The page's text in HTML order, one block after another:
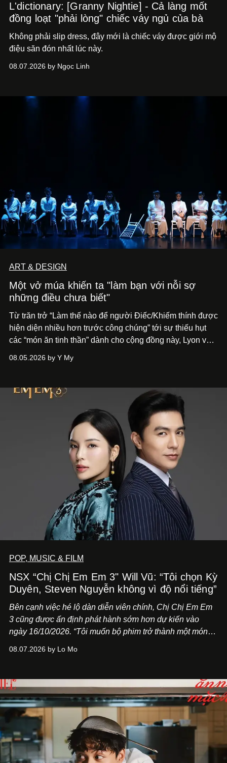
L'dictionary: [Granny Nightie] - Cả làng mốt
đồng loạt "phải lòng" chiếc váy ngủ của bà
Không phải slip dress, đây mới là chiếc váy được giới mộ
điệu săn đón nhất lúc này.
08.07.2026 by Ngọc Linh
ART & DESIGN
Một vở múa khiến ta "làm bạn với nỗi sợ
những điều chưa biết"
Từ trăn trở “Làm thế nào để người Điếc/Khiếm thính được
hiện diện nhiều hơn trước công chúng” tới sự thiếu hụt
các “món ăn tinh thần” dành cho cộng đồng này, Lyon và
phẩm múa đương đại thành hiện thực, mang tên Lắng
08.05.2026 by Y My
POP, MUSIC & FILM
NSX “Chị Chị Em Em 3" Will Vũ: “Tôi chọn Kỳ
Duyên, Steven Nguyễn không vì độ nổi tiếng”
Bên cạnh việc hé lộ dàn diễn viên chính, Chị Chị Em Em
3 cũng được ấn định phát hành sớm hơn dự kiến vào
ngày 16/10/2026. “Tôi muốn bộ phim trở thành một món
Việt Nam”, NSX Will Vũ cho biết.
08.07.2026 by Lo Mo